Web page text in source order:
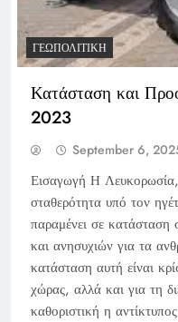
ΓΕΩΠΟΛΙΤΙΚΉ
Κατάσταση και
2023
September 6,
Εισαγωγή Η Λευκορωσία,
σταθερότητα υπό τον
παραμένει σε κατάσταση
και ανησυχιών για τα
κατάσταση αυτή είναι
χώρας, αλλά και για τη
καθοριστική η